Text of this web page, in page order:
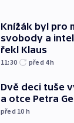
Knížák byl pro
svobody a
řekl Klaus
11:30 před 4h
Dvě deci tuše
a otce Petra
před 10 h